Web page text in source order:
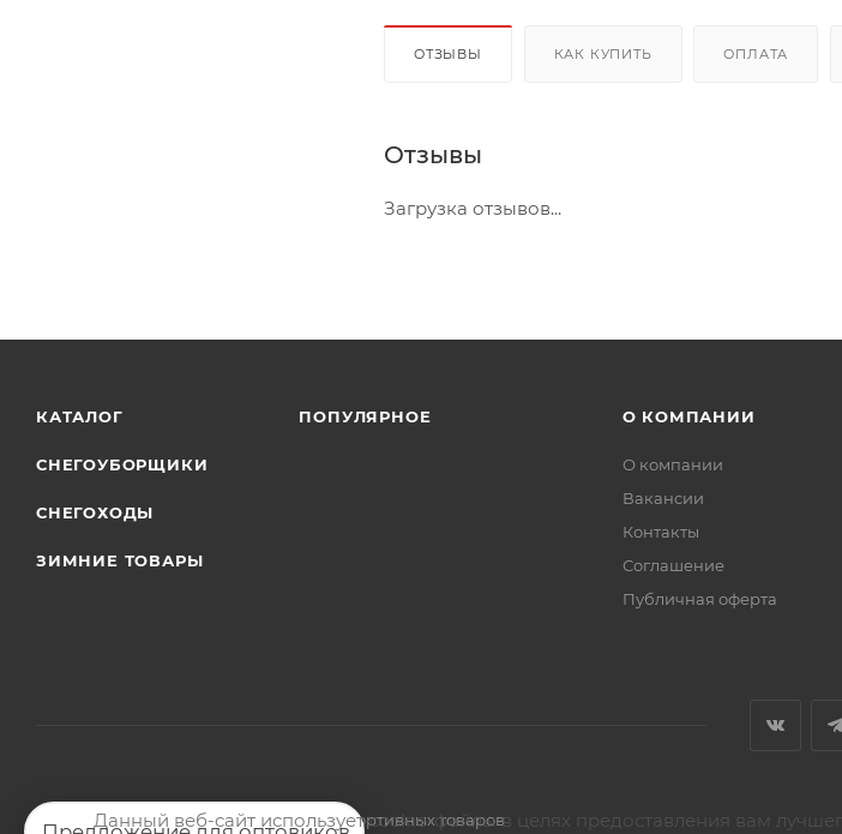
ОТЗЫВЫ КАК КУПИТЬ ОПЛАТА
Отзывы
Загрузка отзывов...
КАТАЛОГ
СНЕГОУБОРЩИКИ
СНЕГОХОДЫ
ЗИМНИЕ ТОВАРЫ
ПОПУЛЯРНОЕ О КОМПАНИИ
О компании
Вакансии
Контакты
Соглашение
Публичная оферта
2026 © Магазин мото-велотехники и спортивных товаров
Данный веб-сайт использует cookie-файлы в целях предоставления вам